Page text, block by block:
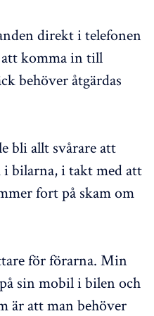
direkt i telefonen
att komma in till
behöver åtgärdas
bli allt svårare att
bilarna, i takt med att
fort på skam om
för förarna. Min
sin mobil i bilen och
är att man behöver